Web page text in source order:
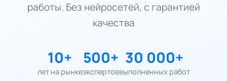
работы. Без нейросетей, с гарантией
качества
10+
лет на рынке
500+
экспертов
30 000+
выполненных работ